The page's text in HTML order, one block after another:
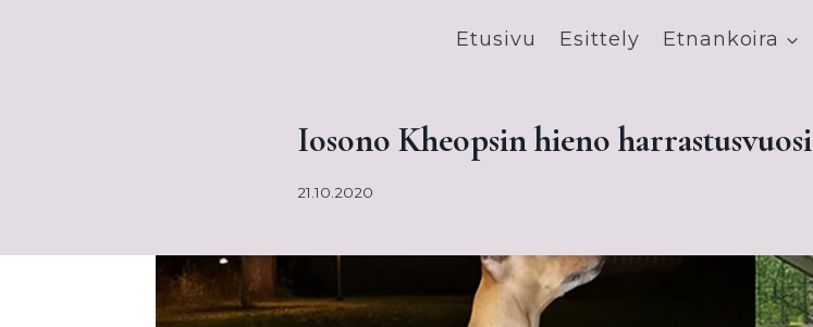
Etusivu Esittely Etnankoira
Iosono Kheopsin hieno harrastusvuosi
21.10.2020